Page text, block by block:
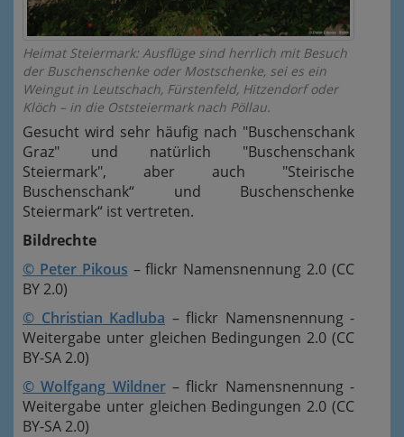
Heimat Steiermark: Ausflüge sind herrlich mit Besuch
der Buschenschenke oder Mostschenke, sei es ein
Weingut in Leutschach, Fürstenfeld, Hitzendorf oder
Klöch – in die Oststeiermark nach Pöllau.
Gesucht wird sehr häufig nach "Buschenschank
Graz" und natürlich "Buschenschank
Steiermark", aber auch "Steirische
Buschenschank“ und Buschenschenke
Steiermark“ ist vertreten.
Bildrechte
© Peter Pikous – flickr Namensnennung 2.0 (CC
BY 2.0)
© Christian Kadluba – flickr Namensnennung -
Weitergabe unter gleichen Bedingungen 2.0 (CC
BY-SA 2.0)
© Wolfgang Wildner– flickr Namensnennung -
Weitergabe unter gleichen Bedingungen 2.0 (CC
BY-SA 2.0)